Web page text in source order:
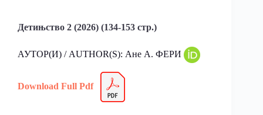
Детињство 2 (2026) (134-153 стр.)
АУТОР(И) / AUTHOR(S): Ане А. ФЕРИ
Download Full Pdf